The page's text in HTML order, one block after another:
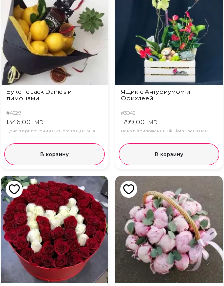
Букет с Jack Daniels и
лимонами
#4529
1346,00 MDL
Цена в приложении Ok Flora 1300,00 MDL
В корзину
Ящик с Антуриумом и
Орихдеей
#3045
1799,00 MDL
Цена в приложении Ok Flora 1749,00 MDL
В корзину